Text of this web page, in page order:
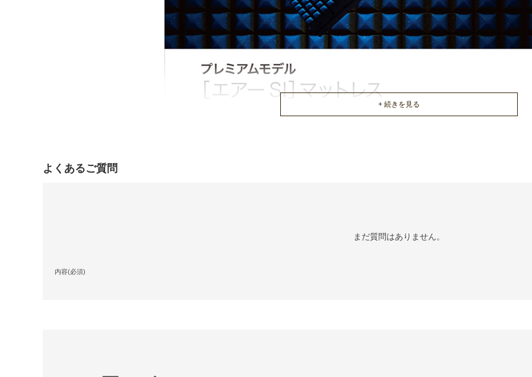
よくあるご質問
まだ質問はありません。
内容(必須)